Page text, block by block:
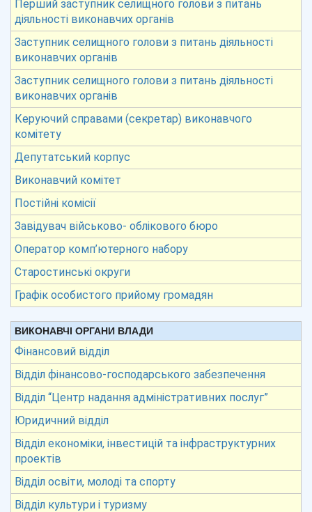
Перший заступник селищного голови з питань
діяльності виконавчих органів
Заступник селищного голови з питань діяльності
виконавчих органів
Заступник селищного голови з питань діяльності
виконавчих органів
Керуючий справами (секретар) виконавчого
комітету
Депутатський корпус
Виконавчий комітет
Постійні комісії
Завідувач військово- облікового бюро
Оператор комп’ютерного набору
Старостинські округи
Графік особистого прийому громадян
ВИКОНАВЧІ ОРГАНИ ВЛАДИ
Фінансовий відділ
Відділ фінансово-господарського забезпечення
Відділ “Центр надання адміністративних послуг”
Юридичний відділ
Відділ економіки, інвестицій та інфраструктурних
проектів
Відділ освіти, молоді та спорту
Відділ культури і туризму